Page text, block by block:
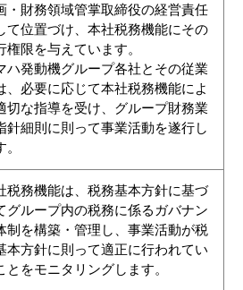
・財務領域管掌取締役の経営責任
て位置づけ、本社税務機能にその
権限を与えています。
ハ発動機グループ各社とその従業
、必要に応じて本社税務機能によ
切な指導を受け、グループ財務業
針細則に則って事業活動を遂行し
。
税務機能は、税務基本方針に基づ
グループ内の税務に係るガバナン
制を構築・管理し、事業活動が税
本方針に則って適正に行われてい
とをモニタリングします。